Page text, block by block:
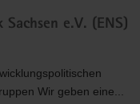
e.V. (ENS)
Wir geben eine...